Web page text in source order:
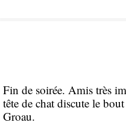
Fin de soirée. Amis très
tête de chat discute le
Groau.